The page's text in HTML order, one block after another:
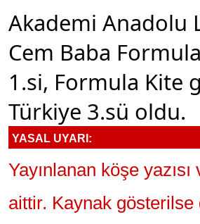
Akademi Anadolu
Cem Baba
1.si, Formula Kite
Türkiye 3.sü oldu.
YASAL UYARI:
Yayınlanan köşe
aittir. Kaynak gösterilse